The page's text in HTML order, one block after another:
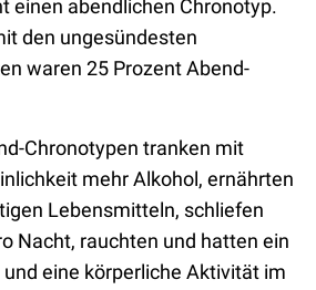
einen abendlichen Chronotyp.
den ungesündesten
waren 25 Prozent Abend-
Chronotypen tranken mit
mehr Alkohol, ernährten
Lebensmitteln, schliefen
Nacht, rauchten und hatten ein
eine körperliche Aktivität im